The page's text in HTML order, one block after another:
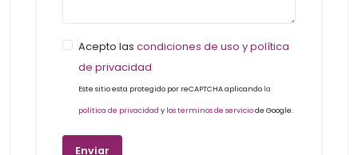
Acepto las condiciones de uso y política
de privacidad
Este sitio esta protegido por reCAPTCHA aplicando la
política de privacidad y los terminos de serviciode Google.